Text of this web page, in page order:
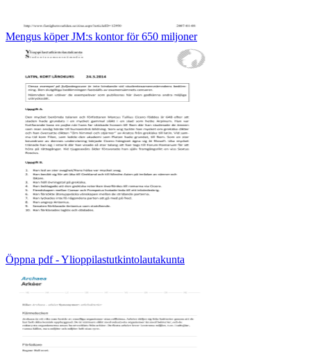
Mengus köper JM:s kontor för 650 miljoner
Öppna pdf - Ylioppilastutkintolautakunta